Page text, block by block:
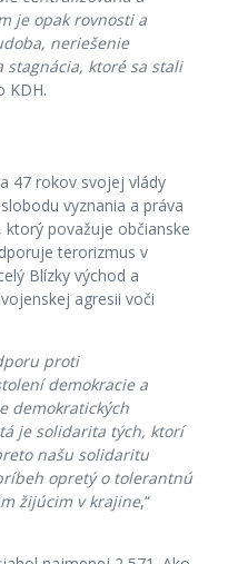
je opak rovnosti a
neriešenie
ktoré sa stali
KDH.
47 rokov svojej vlády
vyznania a práva
považuje občianske
terorizmus v
Blízky východ a
agresii voči
proti
demokracie a
demokratických
je solidarita tých, ktorí
našu solidaritu
opretý o tolerantnú
žijúcim v krajine,“